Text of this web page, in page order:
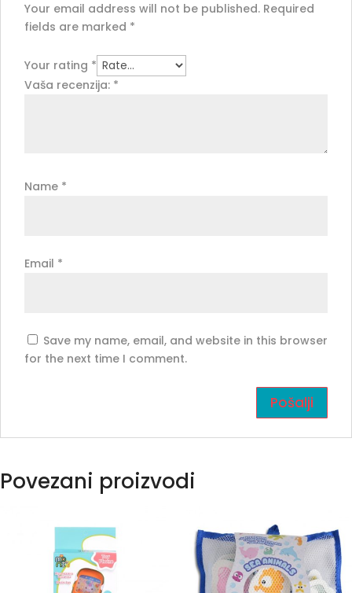
Your email address will not be published. Required
fields are marked *
Your rating *
Vaša recenzija: *
Name *
Email *
Save my name, email, and website in this browser
for the next time I comment.
Povezani proizvodi